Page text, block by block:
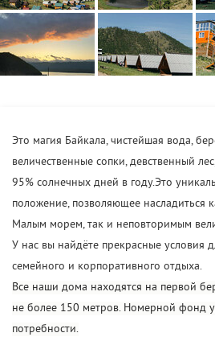
Это магия Байкала, чистейшая вода,
величественные сопки, девственный
95% солнечных дней в году.Это
положение, позволяющее насладиться
Малым морем, так и неповторимым
У нас вы найдёте прекрасные условия
семейного и корпоративного отдыха.
Все наши дома находятся на первой
не более 150 метров. Номерной фонд
потребности.